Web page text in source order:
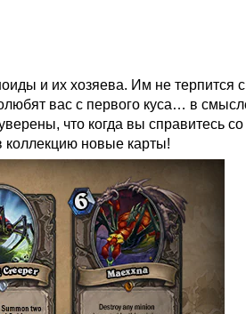
и их хозяева. Им не терпится
вас с первого куса… в
что когда вы справитесь со
коллекцию новые карты!